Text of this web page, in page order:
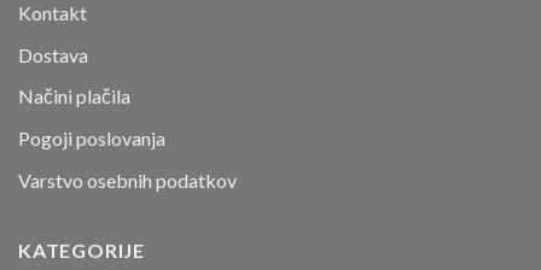
Kontakt
Dostava
Načini plačila
Pogoji poslovanja
Varstvo osebnih podatkov
KATEGORIJE